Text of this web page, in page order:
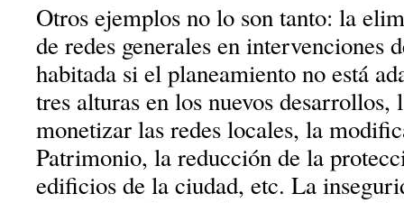
Otros ejemplos no lo son tanto: la
de redes generales en intervenciones
habitada si el planeamiento no está
tres alturas en los nuevos desarrollos,
monetizar las redes locales, la
Patrimonio, la reducción de la
edificios de la ciudad, etc. La